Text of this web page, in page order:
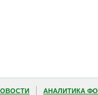
АНАЛИТИКА